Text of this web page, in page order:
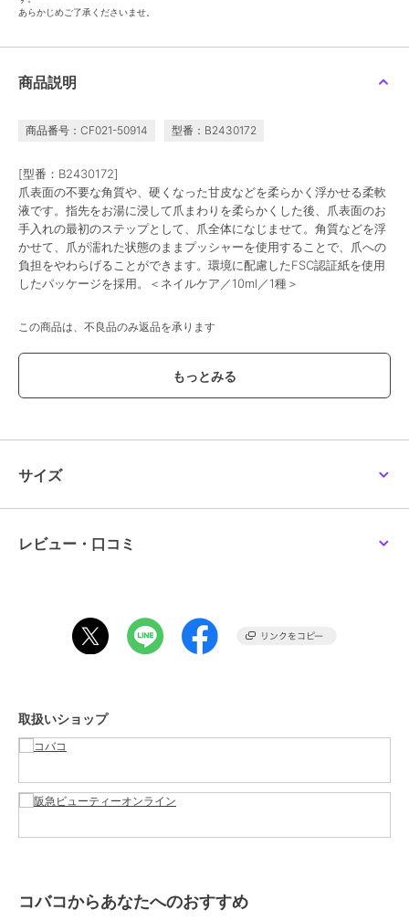
あらかじめご了承くださいませ。
商品説明
商品番号：CF021-50914 型番：B2430172
[型番：B2430172]
爪表面の不要な角質や、硬くなった甘皮などを柔らかく浮かせる柔軟
液です。指先をお湯に浸して爪まわりを柔らかくした後、爪表面のお
手入れの最初のステップとして、爪全体になじませて。角質などを浮
かせて、爪が濡れた状態のままプッシャーを使用することで、爪への
負担をやわらげることができます。環境に配慮したFSC認証紙を使用
したパッケージを採用。＜ネイルケア／10ml／1種＞
この商品は、不良品のみ返品を承ります
ハンドケア・ネイルケア ／ハン
商品のお取り扱い方法
サイズ
レビュー・口コミ
取扱いショップ
コバコからあなたへのおすすめ